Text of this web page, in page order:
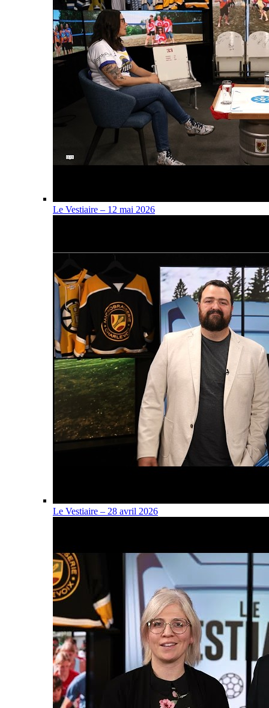
Le Vestiaire – 12 mai 2026
Le Vestiaire – 28 avril 2026